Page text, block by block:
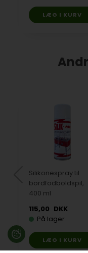
Silikonespray til
bordfodboldspil,
400 ml
115,00 DKK
På lager